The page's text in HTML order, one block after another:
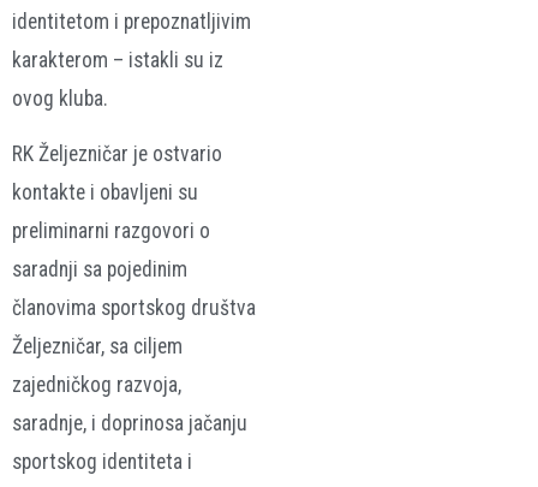
identitetom i prepoznatljivim
karakterom – istakli su iz
ovog kluba.
RK Željezničar je ostvario
kontakte i obavljeni su
preliminarni razgovori o
saradnji sa pojedinim
članovima sportskog društva
Željezničar, sa ciljem
zajedničkog razvoja,
saradnje, i doprinosa jačanju
sportskog identiteta i